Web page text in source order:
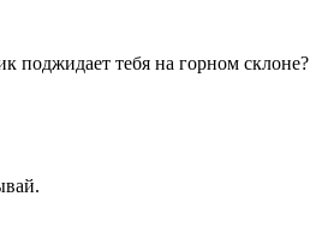
тебя на горном склоне?